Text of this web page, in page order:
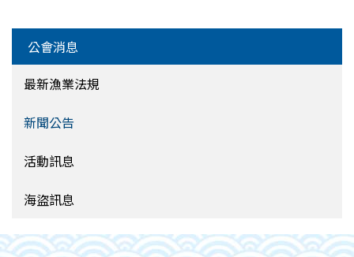
公會消息
最新漁業法規
新聞公告
活動訊息
海盜訊息